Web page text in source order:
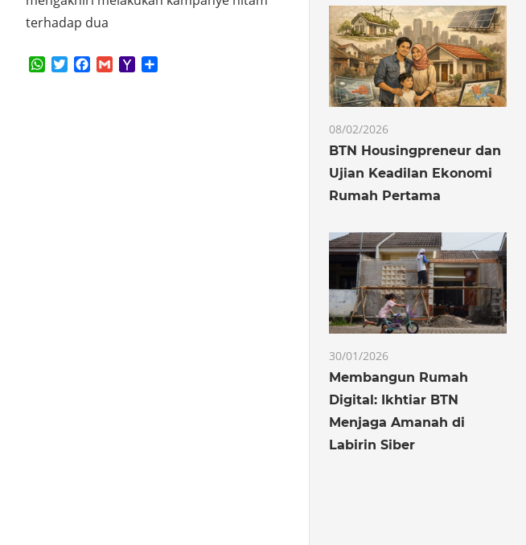
terhadap dua
WhatsApp
TwitterFacebook
GmailYahoo
08/02/2026
BTN Housingpreneur dan
Ujian Keadilan Ekonomi
Rumah Pertama
30/01/2026
Membangun Rumah
Digital: Ikhtiar BTN
Menjaga Amanah di
Labirin Siber